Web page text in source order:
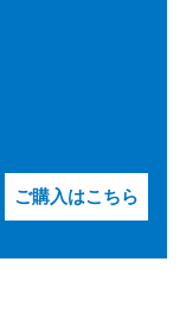
ご購入はこちら